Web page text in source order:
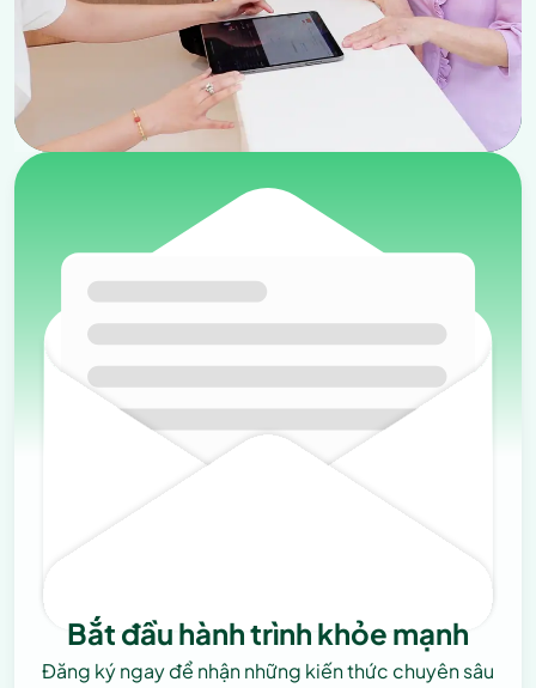
Bắt đầu hành trình khỏe mạnh
Đăng ký ngay để nhận những kiến thức chuyên sâu